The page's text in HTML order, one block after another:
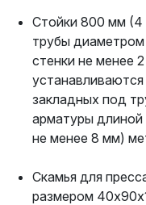
Стойки 800 мм (4
трубы
стенки не менее
закладных под
арматуры
не менее 8 мм)
Скамья для
размером